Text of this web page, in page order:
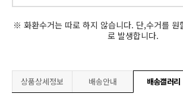
※ 화환수거는 따로 하지 않습니다. 단,수거를 원
로 발생합니다.
상품상세정보 배송안내 배송갤러리